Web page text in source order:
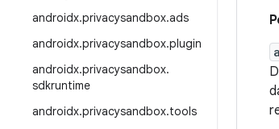
androidx.privacysandbox.ads
androidx.privacysandbox.plugin
androidx.privacysandbox.
sdkruntime
androidx.privacysandbox.tools